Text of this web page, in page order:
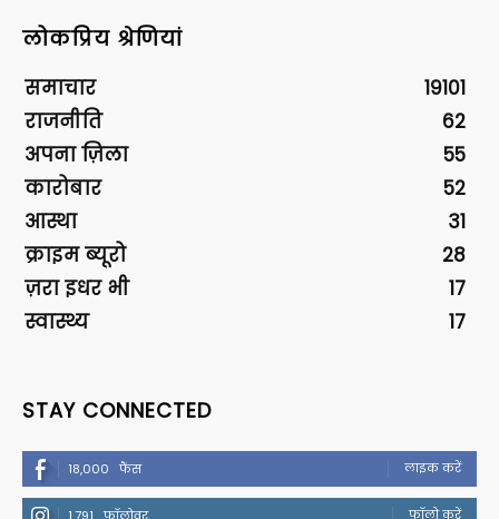
लोकप्रिय श्रेणियां
समाचार
19101
राजनीति
62
अपना ज़िला
55
कारोबार
52
आस्था
31
क्राइम ब्यूरो
28
ज़रा इधर भी
17
स्वास्थ्य
17
STAY CONNECTED
18,000 फैंस लाइक करें
फॉलो करें